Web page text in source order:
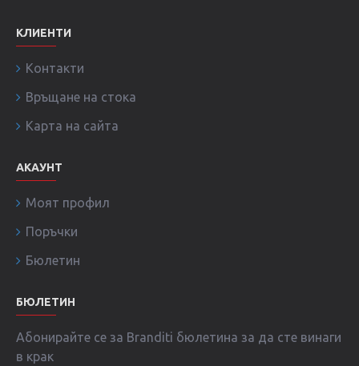
КЛИЕНТИ
Контакти
Връщане на стока
Карта на сайта
АКАУНТ
Моят профил
Поръчки
Бюлетин
БЮЛЕТИН
Абонирайте се за Branditi бюлетина за да сте винаги
в крак